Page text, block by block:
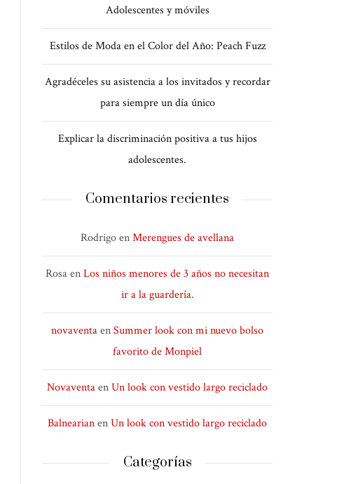
Adolescentes y móviles
Estilos de Moda en el Color del Año: Peach Fuzz
Agradéceles su asistencia a los invitados y recordar
para siempre un día único
Explicar la discriminación positiva a tus hijos
adolescentes.
Comentarios recientes
RodrigoenMerengues de avellana
RosaenLos niños menores de 3 años no necesitan
ir a la guardería.
novaventaenSummer look con mi nuevo bolso
favorito de Monpiel
NovaventaenUn look con vestido largo reciclado
BalnearianenUn look con vestido largo reciclado
Categorías